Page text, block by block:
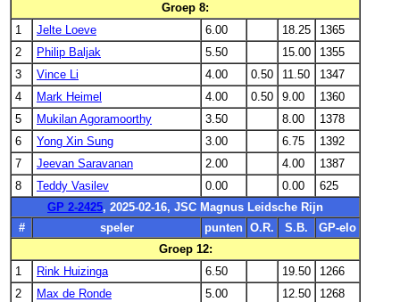
Groep 8:
1
Jelte Loeve 6.00 18.25
1365
2
Philip Baljak 5.50 15.00
1355
3
Vince Li 4.00 0.50 11.50
1347
4
Mark Heimel 4.00 0.50 9.00
1360
5
Mukilan Agoramoorthy 3.50 8.00
1378
6
Yong Xin Sung 3.00 6.75
1392
7
Jeevan Saravanan 2.00 4.00
1387
8
Teddy Vasilev 0.00 0.00
625
GP 2-2425, 2025-02-16, JSC Magnus Leidsche Rijn
#
speler punten O.R. S.B.
GP-elo
Groep 12:
1
Rink Huizinga 6.50 19.50
1266
2
Max de Ronde 5.00 12.50
1268